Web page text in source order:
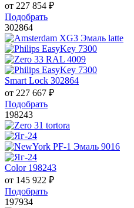
от 227 854 ₽
Подобрать
302864
Smart Lock 302864
от 227 667 ₽
Подобрать
198243
Color 198243
от 145 922 ₽
Подобрать
197934